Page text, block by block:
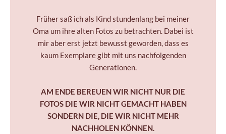
Früher saß ich als Kind stundenlang bei meiner
Oma um ihre alten Fotos zu betrachten. Dabei ist
mir aber erst jetzt bewusst geworden, dass es
kaum Exemplare gibt mit uns nachfolgenden
Generationen.
AM ENDE BEREUEN WIR NICHT NUR DIE
FOTOS DIE WIR NICHT GEMACHT HABEN
SONDERN DIE, DIE WIR NICHT MEHR
NACHHOLEN KÖNNEN.